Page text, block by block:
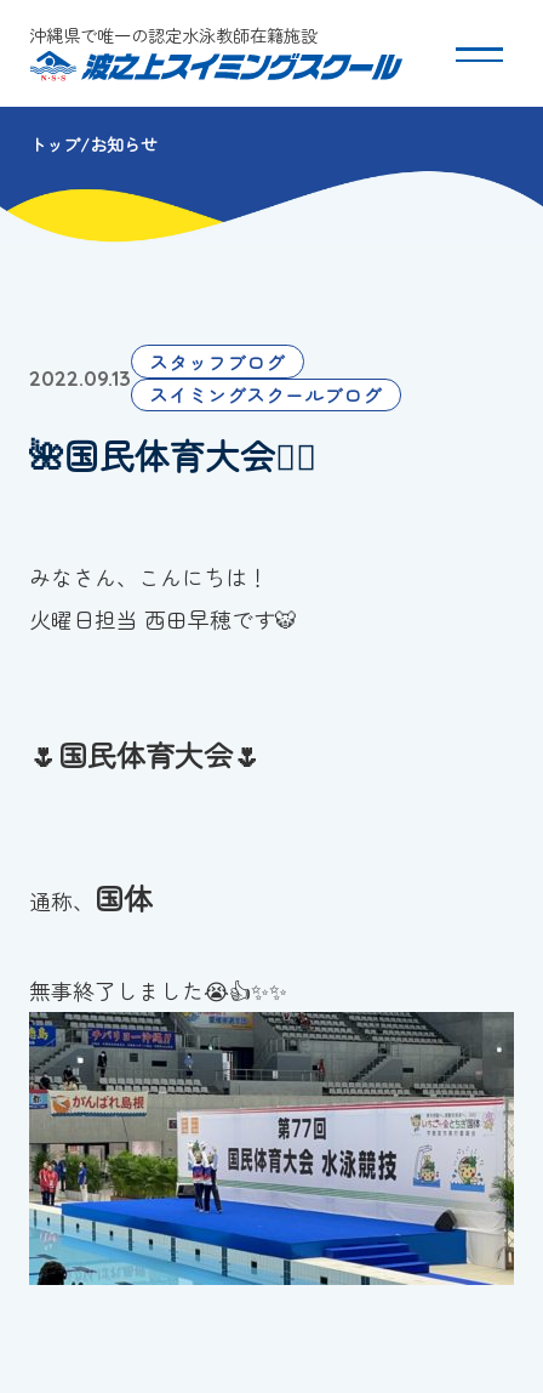
沖縄県で唯一の認定水泳教師在籍施設
スクールについて
コース・クラス紹介
団体会員募集
保護者の方へ
お知らせ
Tel.098-863-7264
メールでお問い合わせ
スイミングスクールの
体験申し込みはこちら!
トップ お知らせ
2022.09.13
スタッフブログ
スイミングスクールブログ
🌺国民体育大会🧜‍♀️
みなさん、こんにちは！
火曜日担当 西田早穂です🐯
🌷国民体育大会🌷
通称、 国体
無事終了しました😭👍✨✨